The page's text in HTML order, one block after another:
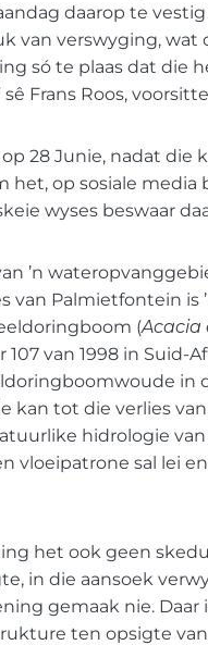
daarop te
van verswyging,
só te plaas dat die
Frans Roos,
28 Junie, nadat die
op sosiale media
wyses beswaar
’n
van Palmietfontein is
(Acacia
van 1998 in Suid-
in
kan tot die verlies
hidrologie
vloeipatrone sal lei
het ook geen
in die aansoek
gemaak nie.
ten opsigte